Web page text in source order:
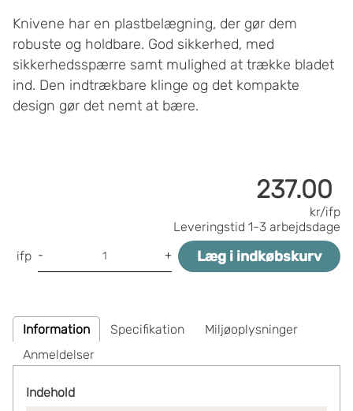
Knivene har en plastbelægning, der gør dem
robuste og holdbare. God sikkerhed, med
sikkerhedsspærre samt mulighed at trække bladet
ind. Den indtrækbare klinge og det kompakte
design gør det nemt at bære.
237.00
kr/ifp
Leveringstid 1-3 arbejdsdage
ifp - + Læg i indkøbskurv
Information Specifikation
Miljøoplysninger
Anmeldelser
Indehold